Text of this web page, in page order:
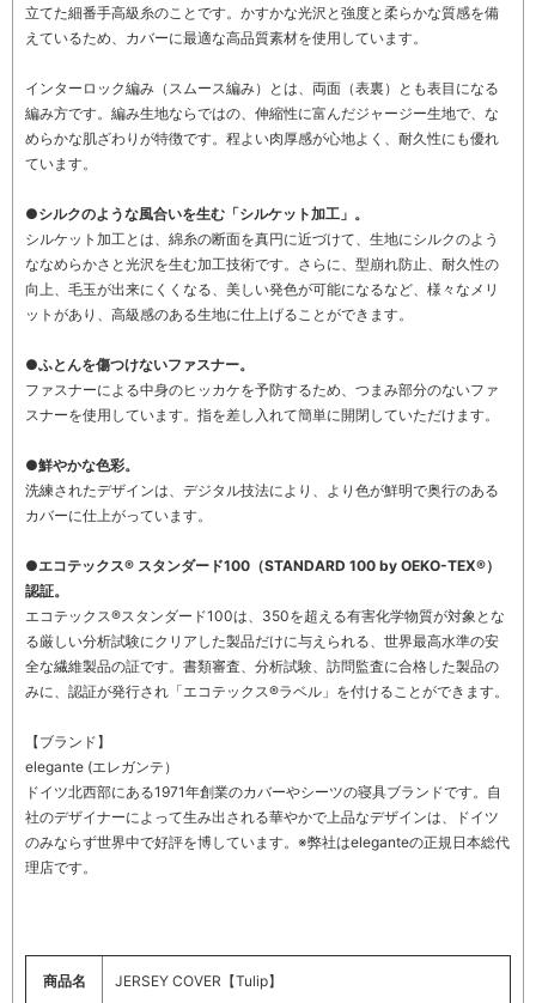
立てた細番手高級糸のことです。かすかな光沢と強度と柔らかな質感を備
えているため、カバーに最適な高品質素材を使用しています。
インターロック編み（スムース編み）とは、両面（表裏）とも表目になる
編み方です。編み生地ならではの、伸縮性に富んだジャージー生地で、な
めらかな肌ざわりが特徴です。程よい肉厚感が心地よく、耐久性にも優れ
ています。
●シルクのような風合いを生む「シルケット加工」。
シルケット加工とは、綿糸の断面を真円に近づけて、生地にシルクのよう
ななめらかさと光沢を生む加工技術です。さらに、型崩れ防止、耐久性の
向上、毛玉が出来にくくなる、美しい発色が可能になるなど、様々なメリ
ットがあり、高級感のある生地に仕上げることができます。
●ふとんを傷つけないファスナー。
ファスナーによる中身のヒッカケを予防するため、つまみ部分のないファ
スナーを使用しています。指を差し入れて簡単に開閉していただけます。
●鮮やかな色彩。
洗練されたデザインは、デジタル技法により、より色が鮮明で奥行のある
カバーに仕上がっています。
●エコテックス® スタンダード100（STANDARD 100 by OEKO-TEX®）
認証。
エコテックス®スタンダード100は、350を超える有害化学物質が対象とな
る厳しい分析試験にクリアした製品だけに与えられる、世界最高水準の安
全な繊維製品の証です。書類審査、分析試験、訪問監査に合格した製品の
みに、認証が発行され「エコテックス®ラベル」を付けることができます。
【ブランド】
elegante (エレガンテ）
ドイツ北西部にある1971年創業のカバーやシーツの寝具ブランドです。自
社のデザイナーによって生み出される華やかで上品なデザインは、ドイツ
のみならず世界中で好評を博しています。※弊社はeleganteの正規日本総代
理店です。
商品名 JERSEY COVER【Tulip】